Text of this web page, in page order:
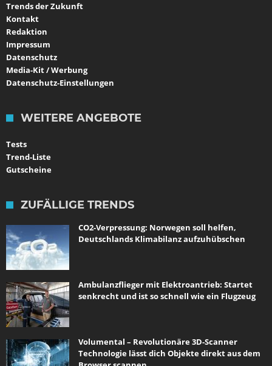
Trends der Zukunft
Kontakt
Redaktion
Impressum
Datenschutz
Media-Kit / Werbung
Datenschutz-Einstellungen
WEITERE ANGEBOTE
Tests
Trend-Liste
Gutscheine
ZUFÄLLIGE TRENDS
CO2-Verpressung: Norwegen soll helfen,
Deutschlands Klimabilanz aufzuhübschen
Ambulanzflieger mit Elektroantrieb: Startet
senkrecht und ist so schnell wie ein Flugzeug
Volumental – Revolutionäre 3D-Scanner
Technologie lässt dich Objekte direkt aus dem